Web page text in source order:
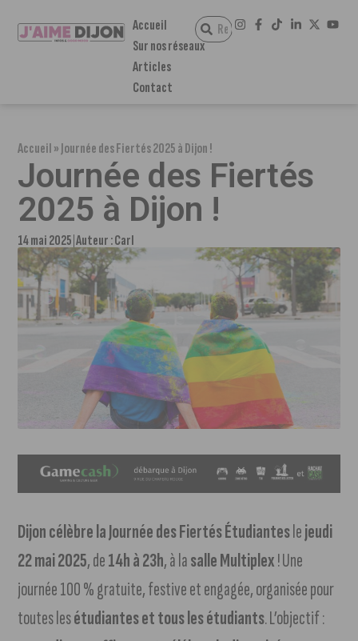
Accueil
Sur nos réseaux
Articles
Contact
Accueil»Journée des Fiertés 2025 à Dijon !
Journée des Fiertés
2025 à Dijon !
14 mai 2025 Auteur :Carl
Dijon célèbre la Journée des Fiertés Étudianteslejeudi
22 mai 2025, de14h à 23h, à lasalle Multiplex! Une
journée 100 % gratuite, festive et engagée, organisée pour
toutes lesétudiantes et tous les étudiants. L’objectif :